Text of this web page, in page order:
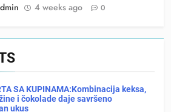
4 weeks ago 0
SA KUPINAMA:Kombinacija keksa,
i čokolade daje savršeno
ukus